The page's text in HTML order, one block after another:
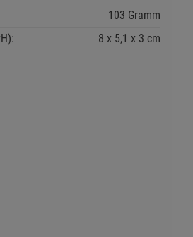
103 Gramm
8 5,1 3 cm